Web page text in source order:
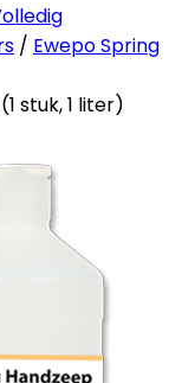
/ Ewepo Spring
stuk, 1 liter)